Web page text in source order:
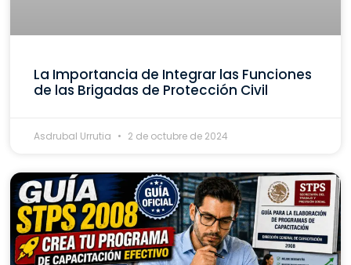
La Importancia de Integrar las Funciones
de las Brigadas de Protección Civil
Asdrubal Urrutia 2 de octubre de 2024